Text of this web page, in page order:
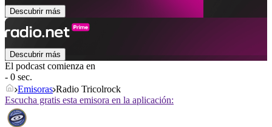
Descubrir más
Descubrir más
El podcast comienza en
- 0 sec.
Emisoras Radio Tricolrock
Escucha gratis esta emisora en la aplicación: